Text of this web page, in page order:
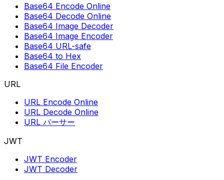
Base64 Encode Online
Base64 Decode Online
Base64 Image Decoder
Base64 Image Encoder
Base64 URL-safe
Base64 to Hex
Base64 File Encoder
URL
URL Encode Online
URL Decode Online
URL パーサー
JWT
JWT Encoder
JWT Decoder